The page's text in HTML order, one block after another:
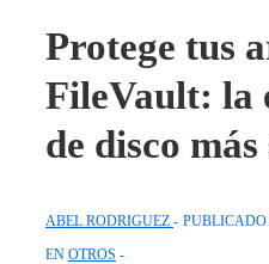
Protege tus
FileVault: la
de disco
ABEL RODRIGUEZ PUBLICADO
EN OTROS